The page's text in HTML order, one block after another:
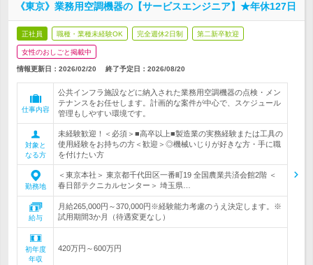
《東京》業務用空調機器の【サービスエンジニア】★年休127日
正社員 職種・業種未経験OK 完全週休2日制 第二新卒歓迎
女性のおしごと掲載中
情報更新日：2026/02/20 終了予定日： 2026/08/20
仕事内容
公共インフラ施設などに納入された業務用空調機器の点検・メン
テナンスをお任せします。計画的な案件が中心で、スケジュール
管理もしやすい環境です。
対象と
なる方
未経験歓迎！＜必須＞■高卒以上■製造業の実務経験または工具の
使用経験をお持ちの方＜歓迎＞◎機械いじりが好きな方・手に職
を付けたい方
勤務地
＜東京本社＞ 東京都千代田区一番町19 全国農業共済会館2階 ＜
春日部テクニカルセンター＞ 埼玉県…
給与
月給265,000円～370,000円※経験能力考慮のうえ決定します。※
試用期間3か月（待遇変更なし）
初年度
年収
420万円～600万円